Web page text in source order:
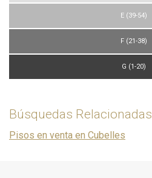
E (39-54)
F (21-38)
G (1-20)
Búsquedas Relacionadas
Pisos en venta en Cubelles